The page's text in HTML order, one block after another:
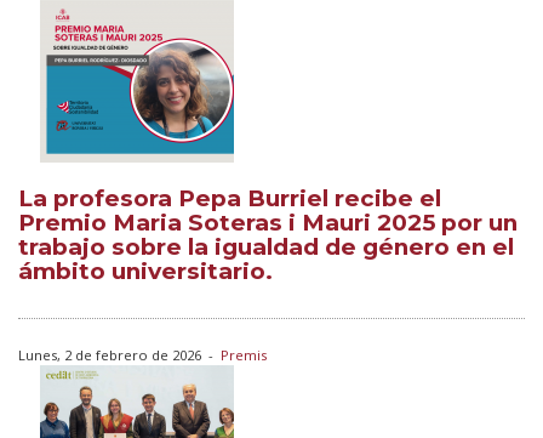
La profesora Pepa Burriel recibe el
Premio Maria Soteras i Mauri 2025 por un
trabajo sobre la igualdad de género en el
ámbito universitario.
Lunes, 2 de febrero de 2026 - Premis